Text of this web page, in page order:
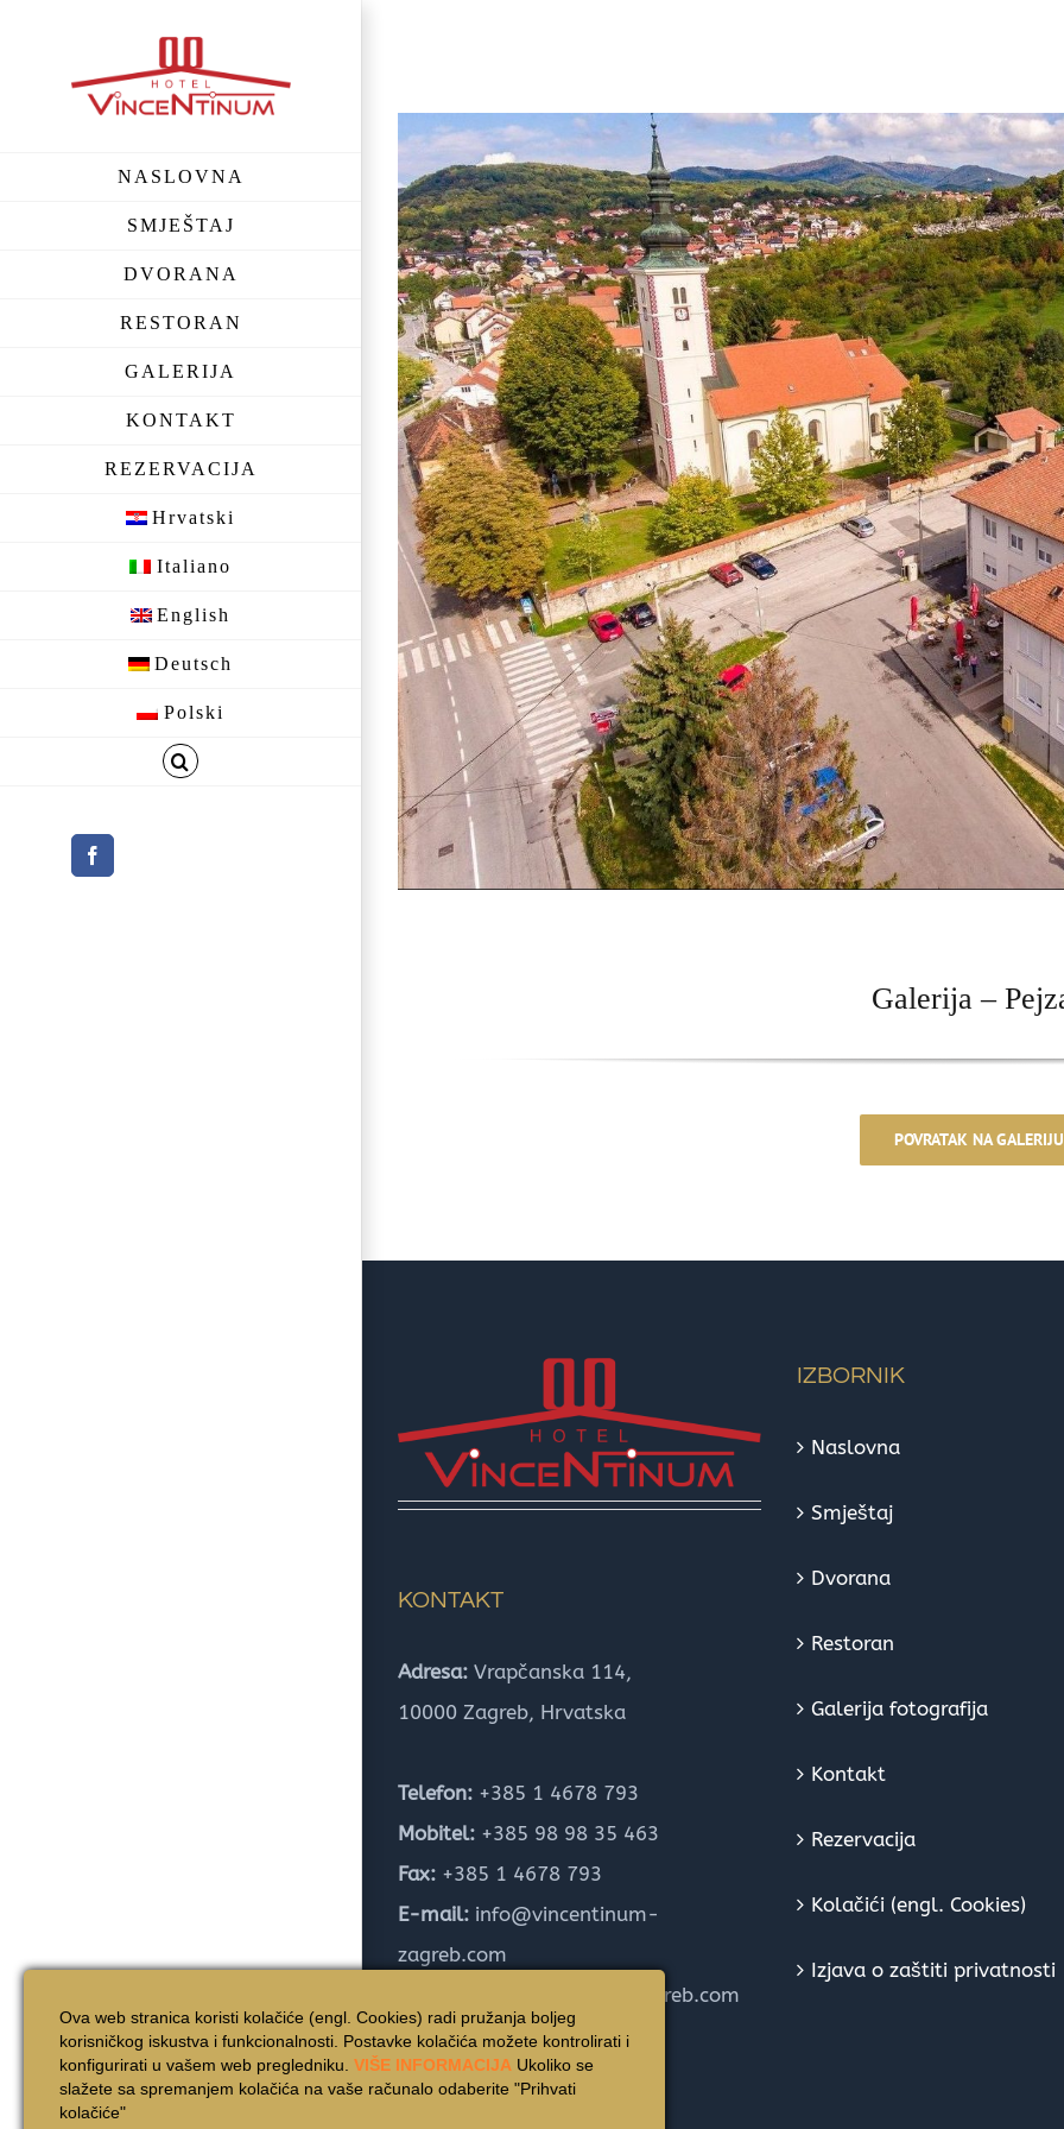
NASLOVNA
SMJEŠTAJ
DVORANA
RESTORAN
GALERIJA
KONTAKT
REZERVACIJA
Hrvatski
Italiano
English
Deutsch
Polski
Facebook
View
Larger
Image
Galerija –
POVRATAK NA GALERIJU
KONTAKT
Adresa: Vrapčanska 114,
10000 Zagreb, Hrvatska
Telefon: +385 1 4678 793
Mobitel: +385 98 98 35 463
Fax: +385 1 4678 793
E-mail: info@vincentinum-
zagreb.com
www.vincentinum-zagreb.com
IZBORNIK
Naslovna
Smještaj
Dvorana
Restoran
Galerija fotografija
Kontakt
Rezervacija
Kolačići (engl. Cookies)
Izjava o zaštiti privatnosti
Ova web stranica koristi kolačiće (engl. Cookies) radi pružanja boljeg
korisničkog iskustva i funkcionalnosti. Postavke kolačića možete kontrolirati i
konfigurirati u vašem web pregledniku. VIŠE INFORMACIJA Ukoliko se
slažete sa spremanjem kolačića na vaše računalo odaberite "Prihvati
kolačiće"